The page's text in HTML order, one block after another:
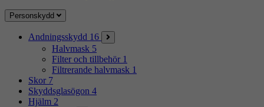
Personskydd
Andningsskydd 16
Halvmask 5
Filter och tillbehör 1
Filtrerande halvmask 1
Skor 7
Skyddsglasögon 4
Hjälm 2